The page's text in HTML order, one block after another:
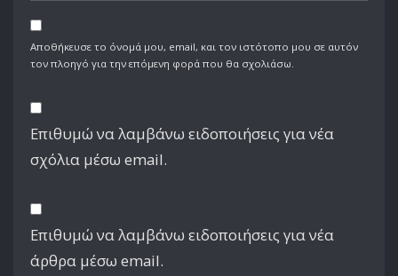
Αποθήκευσε το όνομά μου, email, και τον ιστότοπο μου σε αυτόν
τον πλοηγό για την επόμενη φορά που θα σχολιάσω.
Επιθυμώ να λαμβάνω ειδοποιήσεις για νέα
σχόλια μέσω email.
Επιθυμώ να λαμβάνω ειδοποιήσεις για νέα
άρθρα μέσω email.